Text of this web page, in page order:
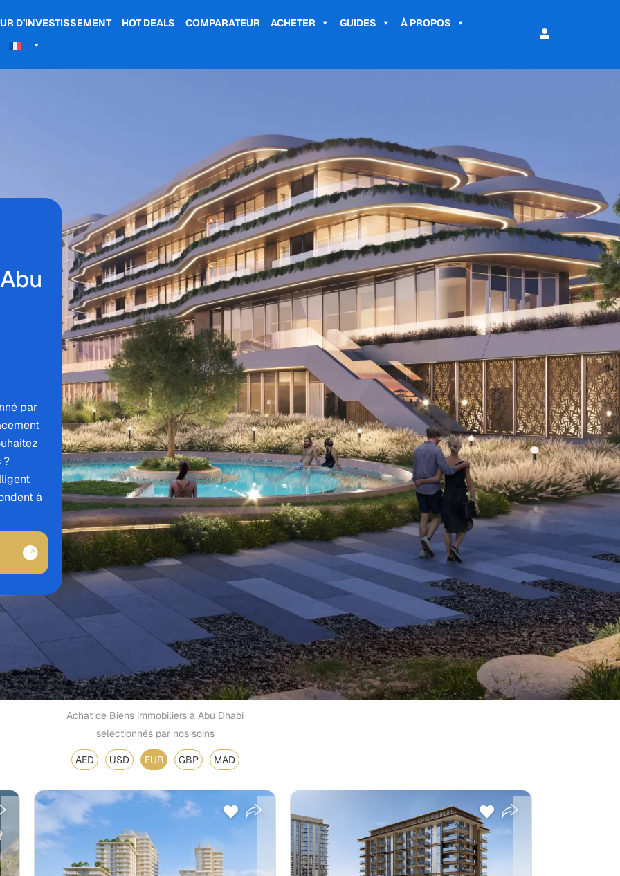
D’INVESTISSEMENT HOT DEALS COMPARATEUR ACHETER GUIDES
À PROPOS
par
?
à
Achat de Biens immobiliers à Abu Dhabi
sélectionnés par nos soins
AED USD EUR GBP MAD
Payment Plan
À la réservation:
5.00%
Pendant la construction:45.00%